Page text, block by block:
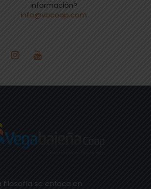
información?
info@vbcoop.com
filosofía se enfoca en